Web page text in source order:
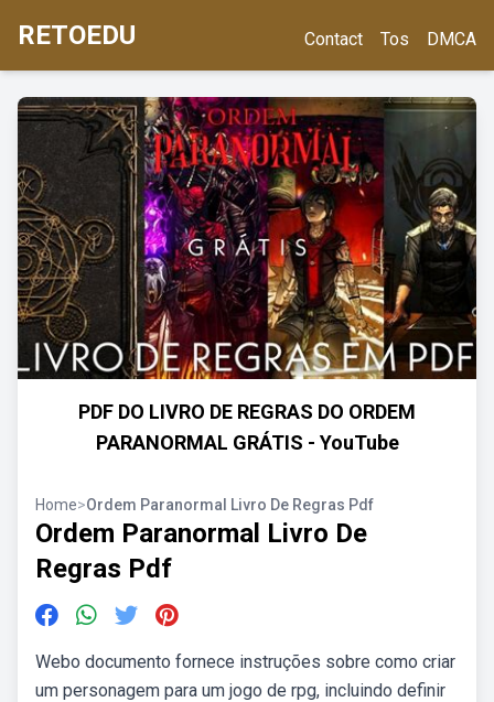
RETOEDU Contact Tos DMCA
PDF DO LIVRO DE REGRAS DO ORDEM
PARANORMAL GRÁTIS - YouTube
Home>Ordem Paranormal Livro De Regras Pdf
Ordem Paranormal Livro De
Regras Pdf
Webo documento fornece instruções sobre como criar
um personagem para um jogo de rpg, incluindo definir